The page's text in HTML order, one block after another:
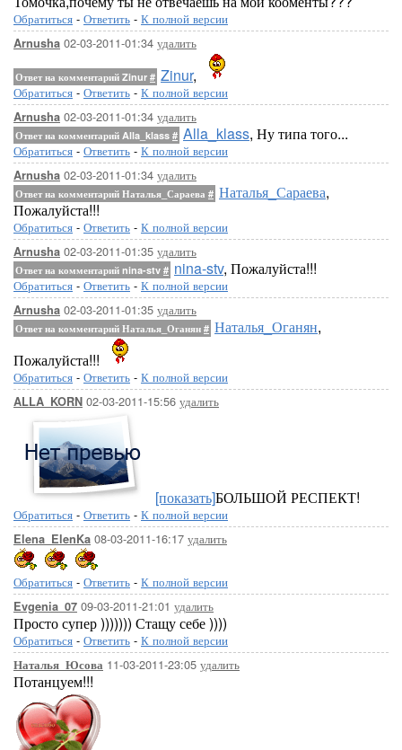
Обратиться - Ответить - К полной версии
Arnusha 02-03-2011-01:34 удалить
Ответ на комментарий Zinur # Zinur,
Обратиться - Ответить - К полной версии
Arnusha 02-03-2011-01:34 удалить
Ответ на комментарий Alla_klass # Alla_klass, Ну типа того...
Обратиться - Ответить - К полной версии
Arnusha 02-03-2011-01:34 удалить
Ответ на комментарий Наталья_Сараева # Наталья_Сараева,
Пожалуйста!!!
Обратиться - Ответить - К полной версии
Arnusha 02-03-2011-01:35 удалить
Ответ на комментарий nina-stv # nina-stv, Пожалуйста!!!
Обратиться - Ответить - К полной версии
Arnusha 02-03-2011-01:35 удалить
Ответ на комментарий Наталья_Оганян # Наталья_Оганян,
Пожалуйста!!!
Обратиться - Ответить - К полной версии
ALLA_KORN 02-03-2011-15:56 удалить
[показать]БОЛЬШОЙ РЕСПЕКТ!
Обратиться - Ответить - К полной версии
Elena_ElenKa 08-03-2011-16:17 удалить
Обратиться - Ответить - К полной версии
Evgenia_07 09-03-2011-21:01 удалить
Просто супер ))))))) Стащу себе ))))
Обратиться - Ответить - К полной версии
Наталья_Юсова 11-03-2011-23:05 удалить
Потанцуем!!!